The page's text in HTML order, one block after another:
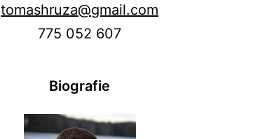
tomashruza@gmail.com
775 052 607
Biografie